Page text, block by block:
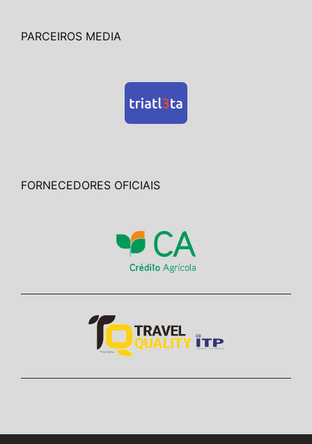
PARCEIROS MEDIA
FORNECEDORES OFICIAIS